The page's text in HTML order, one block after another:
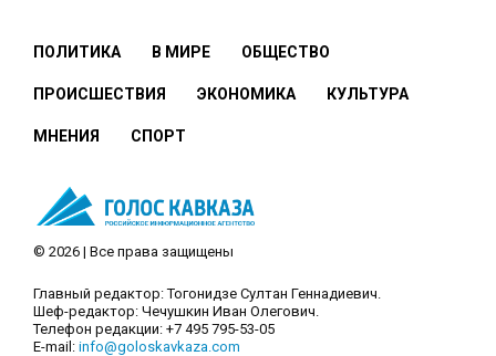
ПОЛИТИКА В МИРЕ ОБЩЕСТВО
ПРОИСШЕСТВИЯ ЭКОНОМИКА КУЛЬТУРА
МНЕНИЯ СПОРТ
© 2026 | Все права защищены
Главный редактор: Тогонидзе Султан Геннадиевич.
Шеф-редактор: Чечушкин Иван Олегович.
Телефон редакции: +7 495 795-53-05
E-mail: info@goloskavkaza.com